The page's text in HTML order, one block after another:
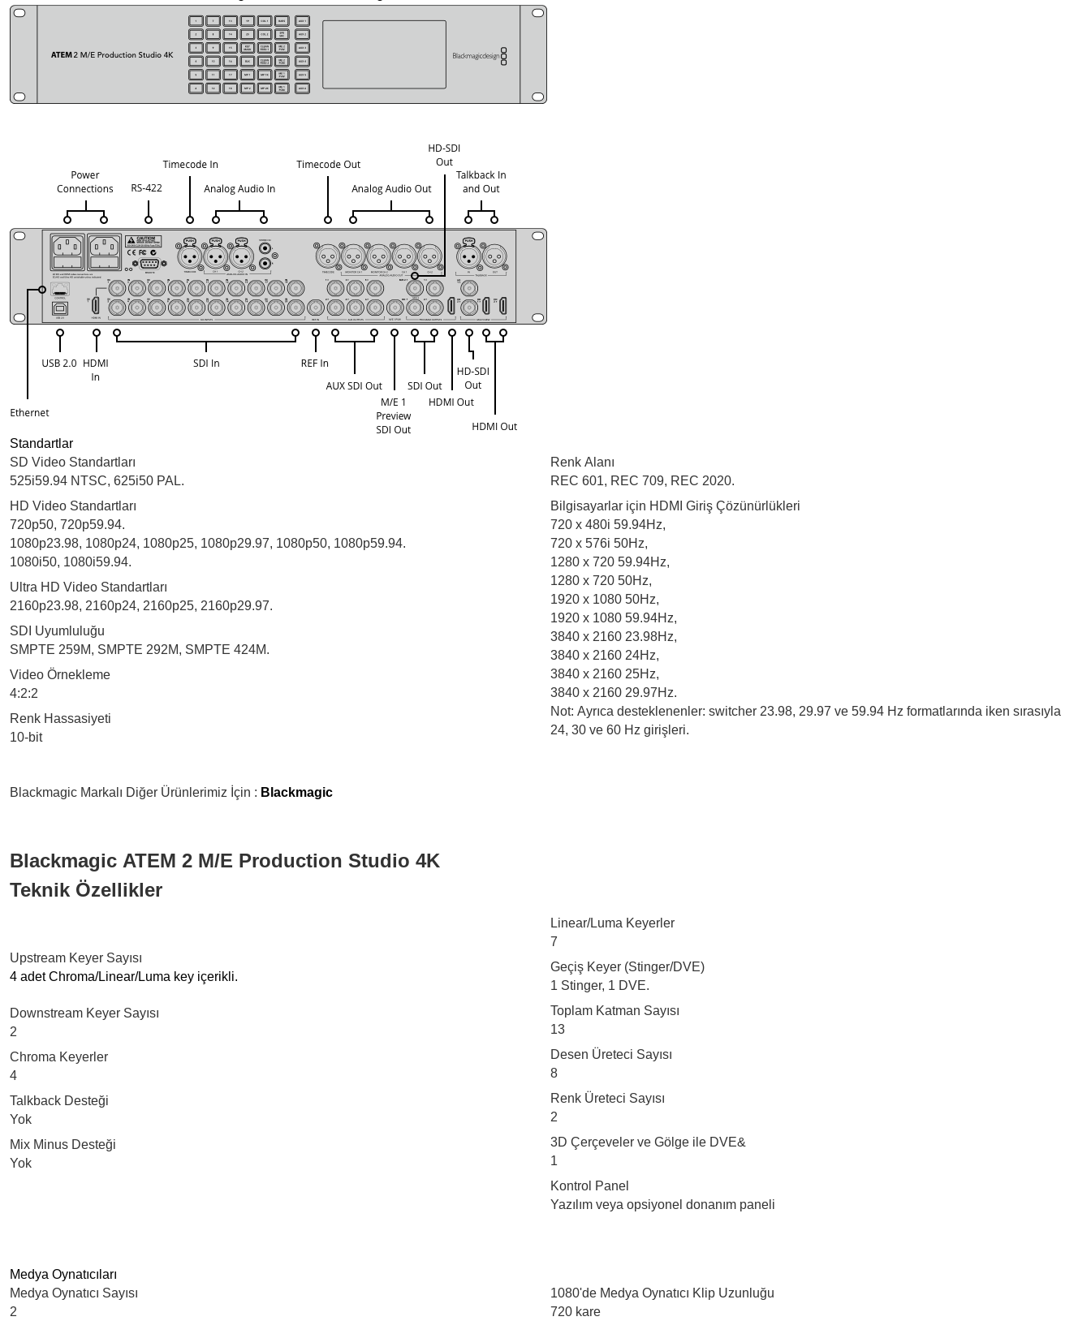
Standartlar
SD Video Standartları
525i59.94 NTSC, 625i50 PAL.
HD Video Standartları
720p50, 720p59.94.
1080p23.98, 1080p24, 1080p25, 1080p29.97, 1080p50, 1080p59.94.
1080i50, 1080i59.94.
Ultra HD Video Standartları
2160p23.98, 2160p24, 2160p25, 2160p29.97.
SDI Uyumluluğu
SMPTE 259M, SMPTE 292M, SMPTE 424M.
Video Örnekleme
4:2:2
Renk Hassasiyeti
10-bit
Renk Alanı
REC 601, REC 709, REC 2020.
Bilgisayarlar için HDMI Giriş Çözünürlükleri
720 x 480i 59.94Hz,
720 x 576i 50Hz,
1280 x 720 59.94Hz,
1280 x 720 50Hz,
1920 x 1080 50Hz,
1920 x 1080 59.94Hz,
3840 x 2160 23.98Hz,
3840 x 2160 24Hz,
3840 x 2160 25Hz,
3840 x 2160 29.97Hz.
Not: Ayrıca desteklenenler: switcher 23.98, 29.97 ve 59.94 Hz formatlarında iken sırasıyla
24, 30 ve 60 Hz girişleri.
Blackmagic Markalı Diğer Ürünlerimiz İçin : Blackmagic
Blackmagic ATEM 2 M/E Production Studio 4K
Teknik Özellikler
Upstream Keyer Sayısı
4 adet Chroma/Linear/Luma key içerikli.
Downstream Keyer Sayısı
2
Chroma Keyerler
4
Talkback Desteği
Yok
Mix Minus Desteği
Yok
Linear/Luma Keyerler
7
Geçiş Keyer (Stinger/DVE)
1 Stinger, 1 DVE.
Toplam Katman Sayısı
13
Desen Üreteci Sayısı
8
Renk Üreteci Sayısı
2
3D Çerçeveler ve Gölge ile DVE&
1
Kontrol Panel
Yazılım veya opsiyonel donanım paneli
Medya Oynatıcıları
Medya Oynatıcı Sayısı
2
1080'de Medya Oynatıcı Klip Uzunluğu
720 kare